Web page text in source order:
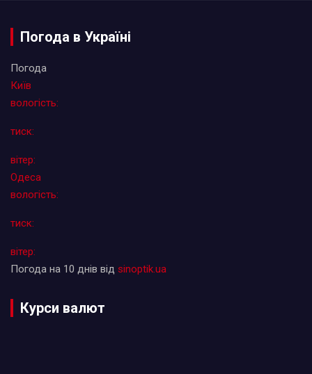
Погода в Україні
Погода
Київ
вологість:
тиск:
вітер:
Одеса
вологість:
тиск:
вітер:
Погода на 10 днів від sinoptik.ua
Курси валют